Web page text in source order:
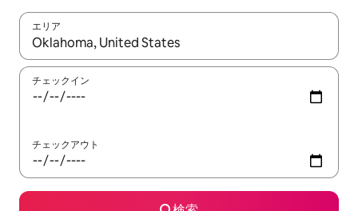
エリア
検索結果が表示されたら、上下の矢印キーを使って移動するか
チェックイン
チェックアウト